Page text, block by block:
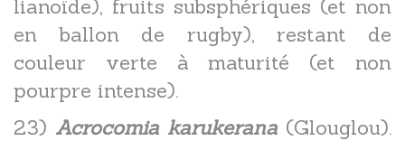
lianoïde), fruits subsphériques (et non
en ballon de rugby), restant de
couleur verte à maturité (et non
pourpre intense).
23) Acrocomia karukerana (Glouglou).